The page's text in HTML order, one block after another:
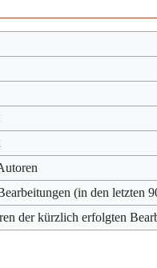
(in den letzten
der kürzlich erfolgten